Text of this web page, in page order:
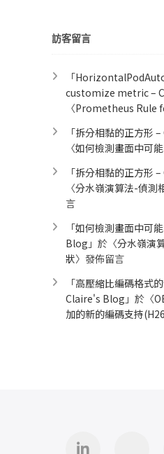
訪客留言
「
customize metric –
〈Prometheus Rule
「拆分相黏的正方形
〈如何檢測畫面中可
「拆分相黏的正方形
〈分水嶺演算法-偵測
言
「如何檢測畫面中可
Blog 」於〈分水嶺演
狀〉發佈留言
「高壓縮比編碼格式
Claire's Blog 」於〈
加的新的編碼支持
Linkedin